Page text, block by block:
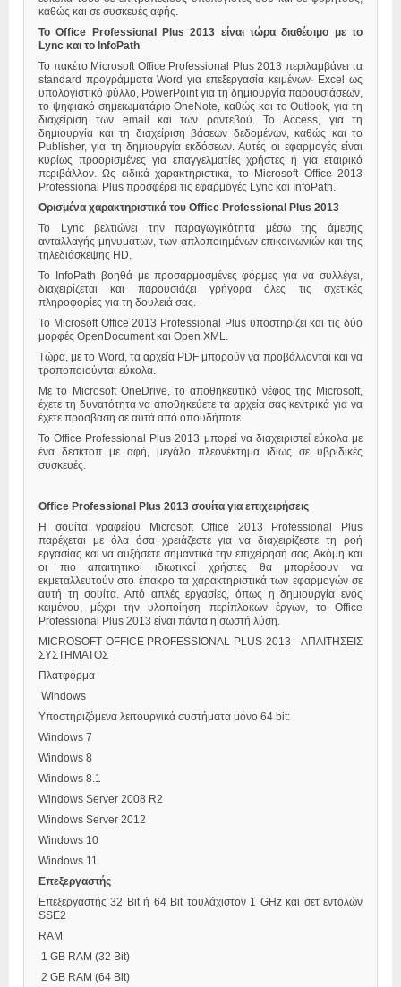
καθώς και σε συσκευές αφής.
Το Office Professional Plus 2013 είναι τώρα διαθέσιμο με το
Lync και το InfoPath
Το πακέτο Microsoft Office Professional Plus 2013 περιλαμβάνει τα
standard προγράμματα Word για επεξεργασία κειμένων· Excel ως
υπολογιστικό φύλλο, PowerPoint για τη δημιουργία παρουσιάσεων,
το ψηφιακό σημειωματάριο OneNote, καθώς και το Outlook, για τη
διαχείριση των email και των ραντεβού. Το Access, για τη
δημιουργία και τη διαχείριση βάσεων δεδομένων, καθώς και το
Publisher, για τη δημιουργία εκδόσεων. Αυτές οι εφαρμογές είναι
κυρίως προορισμένες για επαγγελματίες χρήστες ή για εταιρικό
περιβάλλον. Ως ειδικά χαρακτηριστικά, το Microsoft Office 2013
Professional Plus προσφέρει τις εφαρμογές Lync και InfoPath.
Ορισμένα χαρακτηριστικά του Office Professional Plus 2013
Το Lync βελτιώνει την παραγωγικότητα μέσω της άμεσης
ανταλλαγής μηνυμάτων, των απλοποιημένων επικοινωνιών και της
τηλεδιάσκεψης HD.
Το InfoPath βοηθά με προσαρμοσμένες φόρμες για να συλλέγει,
διαχειρίζεται και παρουσιάζει γρήγορα όλες τις σχετικές
πληροφορίες για τη δουλειά σας.
Το Microsoft Office 2013 Professional Plus υποστηρίζει και τις δύο
μορφές OpenDocument και Open XML.
Τώρα, με το Word, τα αρχεία PDF μπορούν να προβάλλονται και να
τροποποιούνται εύκολα.
Με το Microsoft OneDrive, το αποθηκευτικό νέφος της Microsoft,
έχετε τη δυνατότητα να αποθηκεύετε τα αρχεία σας κεντρικά για να
έχετε πρόσβαση σε αυτά από οπουδήποτε.
Το Office Professional Plus 2013 μπορεί να διαχειριστεί εύκολα με
ένα δεσκτοπ με αφή, μεγάλο πλεονέκτημα ιδίως σε υβριδικές
συσκευές.
Office Professional Plus 2013 σουίτα για επιχειρήσεις
Η σουίτα γραφείου Microsoft Office 2013 Professional Plus
παρέχεται με όλα όσα χρειάζεστε για να διαχειρίζεστε τη ροή
εργασίας και να αυξήσετε σημαντικά την επιχείρησή σας. Ακόμη και
οι πιο απαιτητικοί ιδιωτικοί χρήστες θα μπορέσουν να
εκμεταλλευτούν στο έπακρο τα χαρακτηριστικά των εφαρμογών σε
αυτή τη σουίτα. Από απλές εργασίες, όπως η δημιουργία ενός
κειμένου, μέχρι την υλοποίηση περίπλοκων έργων, το Office
Professional Plus 2013 είναι πάντα η σωστή λύση.
MICROSOFT OFFICE PROFESSIONAL PLUS 2013 - ΑΠΑΙΤΗΣΕΙΣ
ΣΥΣΤΗΜΑΤΟΣ
Πλατφόρμα
Windows
Υποστηριζόμενα λειτουργικά συστήματα μόνο 64 bit:
Windows 7
Windows 8
Windows 8.1
Windows Server 2008 R2
Windows Server 2012
Windows 10
Windows 11
Επεξεργαστής
Επεξεργαστής 32 Bit ή 64 Bit τουλάχιστον 1 GHz και σετ εντολών
SSE2
RAM
1 GB RAM (32 Bit)
2 GB RAM (64 Bit)